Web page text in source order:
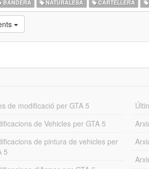
BANDERA NATURALESA CARTELLERA
de modificació per GTA 5
de Vehicles per GTA 5
de pintura de vehicles per
5